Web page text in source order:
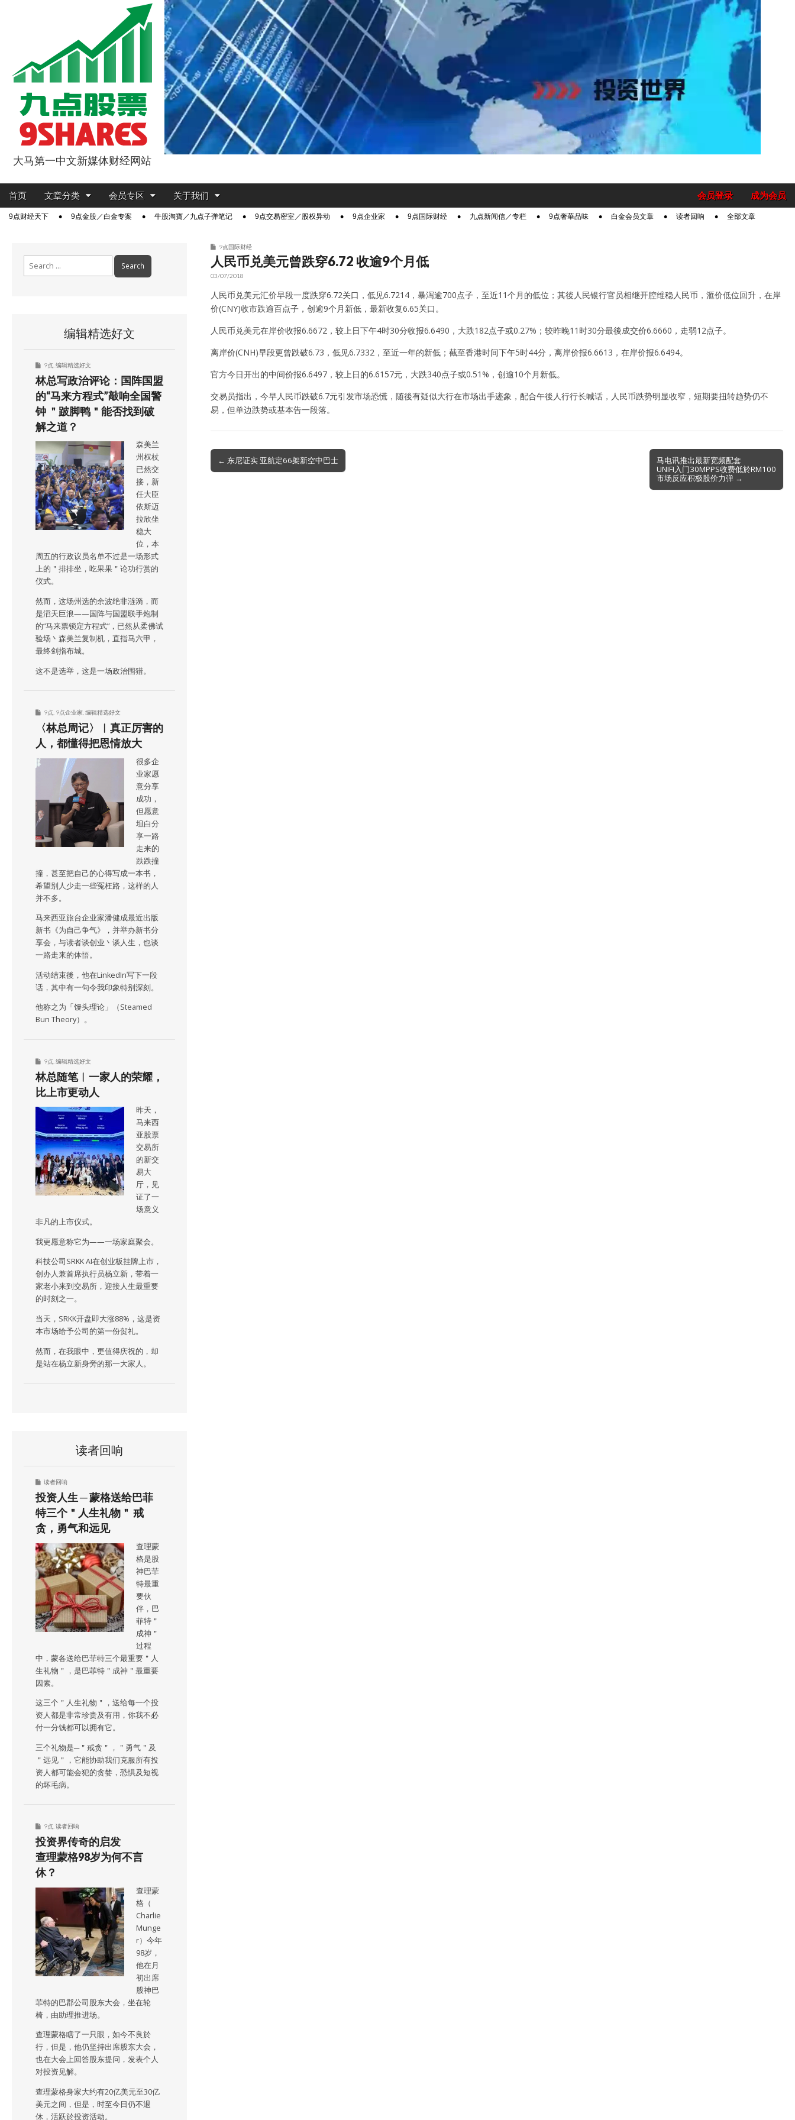
9点股票
大马第一中文新媒体财经网站
Main
Skip
content
首页 文章分类 会员专区 关于我们 成为会员
会员登录
Sub9点财经天下 9点金股／白金专案 牛股淘寶／九点子弹笔记 9点交易密室／股权异动 9点企业家 9点国际财经 九点新闻信／专栏 9点奢華品味 白金会员文章 读者回响 全部文章
9点国际财经
人民币兑美元曾跌穿6.72 收逾9个月低
03/07/2018
人民币兑美元汇价早段一度跌穿6.72关口，低见6.7214，暴泻逾700点子，至近11个月的低位；其後人民银行官员相继开腔维稳人民币，滙价低位回升，在岸
价(CNY)收市跌逾百点子，创逾9个月新低，最新收复6.65关口。
人民币兑美元在岸价收报6.6672，较上日下午4时30分收报6.6490，大跌182点子或0.27%；较昨晚11时30分最後成交价6.6660，走弱12点子。
离岸价(CNH)早段更曾跌破6.73，低见6.7332，至近一年的新低；截至香港时间下午5时44分，离岸价报6.6613，在岸价报6.6494。
官方今日开出的中间价报6.6497，较上日的6.6157元，大跌340点子或0.51%，创逾10个月新低。
交易员指出，今早人民币跌破6.7元引发市场恐慌，随後有疑似大行在市场出手迹象，配合午後人行行长喊话，人民币跌势明显收窄，短期要扭转趋势仍不
易，但单边跌势或基本告一段落。
Post
navigation
← 东尼证实 亚航定66架新空中巴士
马电讯推出最新宽频配套
UNIFI入门30MPPS收费低於RM100
市场反应积极股价力弹 →
编辑精选好文
9点 编辑精选好文
林总写政治评论：国阵国盟
的“马来方程式”敲响全国警
钟 ＂跛脚鸭＂能否找到破
解之道？
森美兰
州权杖
已然交
接，新
任大臣
依斯迈
拉欣坐
稳大
位，本
周五的行政议员名单不过是一场形式
上的＂排排坐，吃果果＂论功行赏的
仪式。
然而，这场州选的余波绝非涟漪，而
是滔天巨浪——国阵与国盟联手炮制
的“马来票锁定方程式”，已然从柔佛试
验场丶森美兰复制机，直指马六甲，
最终剑指布城。
这不是选举，这是一场政治围猎。
9点 9点企业家 编辑精选好文
〈林总周记〉︱真正厉害的
人，都懂得把恩情放大
很多企
业家愿
意分享
成功，
但愿意
坦白分
享一路
走来的
跌跌撞
撞，甚至把自己的心得写成一本书，
希望别人少走一些冤枉路，这样的人
并不多。
马来西亚旅台企业家潘健成最近出版
新书《为自己争气》，并举办新书分
享会，与读者谈创业丶谈人生，也谈
一路走来的体悟。
活动结束後，他在LinkedIn写下一段
话，其中有一句令我印象特别深刻。
他称之为「馒头理论」（Steamed
Bun Theory）。
9点 编辑精选好文
林总随笔︱一家人的荣耀，
比上市更动人
昨天，
马来西
亚股票
交易所
的新交
易大
厅，见
证了一
场意义
非凡的上市仪式。
我更愿意称它为——一场家庭聚会。
科技公司SRKK AI在创业板挂牌上市，
创办人兼首席执行员杨立新，带着一
家老小来到交易所，迎接人生最重要
的时刻之一。
当天，SRKK开盘即大涨88%，这是资
本市场给予公司的第一份贺礼。
然而，在我眼中，更值得庆祝的，却
是站在杨立新身旁的那一大家人。
读者回响
读者回响
投资人生 ─ 蒙格送给巴菲
特三个＂人生礼物＂ 戒
贪，勇气和远见
查理蒙
格是股
神巴菲
特最重
要伙
伴，巴
菲特＂
成神＂
过程
中，蒙各送给巴菲特三个最重要＂人
生礼物＂，是巴菲特＂成神＂最重要
因素。
这三个＂人生礼物＂，送给每一个投
资人都是非常珍贵及有用，你我不必
付一分钱都可以拥有它。
三个礼物是─＂戒贪＂，＂勇气＂及
＂远见＂，它能协助我们克服所有投
资人都可能会犯的贪婪，恐惧及短视
的坏毛病。
9点 读者回响
投资界传奇的启发
查理蒙格98岁为何不言
休？
查理蒙
格（
Charlie
Munge
r）今年
98岁，
他在月
初出席
股神巴
菲特的巴郡公司股东大会，坐在轮
椅，由助理推进场。
查理蒙格瞎了一只眼，如今不良於
行，但是，他仍坚持出席股东大会，
也在大会上回答股东提问，发表个人
对投资见解。
查理蒙格身家大约有20亿美元至30亿
美元之间，但是，时至今日仍不退
休，活跃於投资活动。